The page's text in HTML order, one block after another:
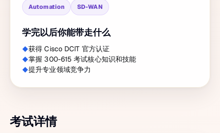
Automation SD-WAN
学完以后你能带走什么
获得 Cisco DCIT 官方认证
掌握 300-615 考试核心知识和技能
提升专业领域竞争力
考试详情